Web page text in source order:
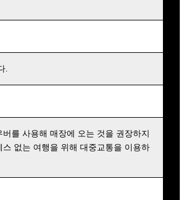
.
를 사용해 매장에 오는 것을 권장하지
없는 여행을 위해 대중교통을 이용하